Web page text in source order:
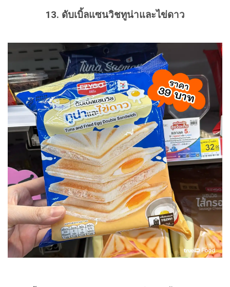
13. ดับเบิ้ลแซนวิชทูน่าและไข่ดาว